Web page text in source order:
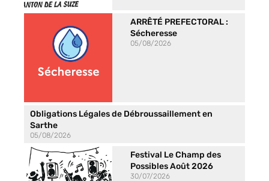
ARRÊTÉ PREFECTORAL :
Sécheresse
05/08/2026
Obligations Légales de Débroussaillement en
Sarthe
05/08/2026
Festival Le Champ des
Possibles Août 2026
30/07/2026